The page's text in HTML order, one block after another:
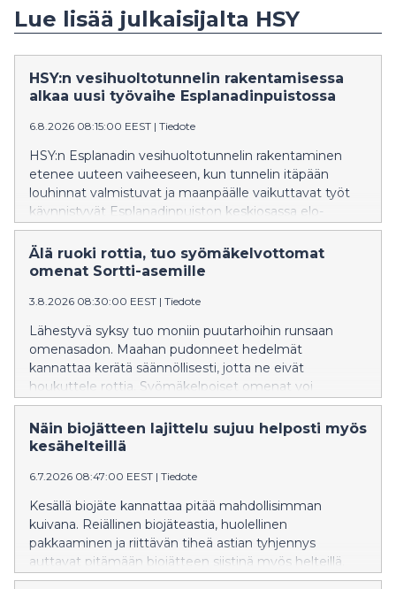
Lue lisää julkaisijalta HSY
HSY:n vesihuoltotunnelin rakentamisessa
alkaa uusi työvaihe Esplanadinpuistossa
6.8.2026 08:15:00 EEST | Tiedote
HSY:n Esplanadin vesihuoltotunnelin rakentaminen
etenee uuteen vaiheeseen, kun tunnelin itäpään
louhinnat valmistuvat ja maanpäälle vaikuttavat työt
käynnistyvät Esplanadinpuiston keskiosassa elo-
syyskuussa 2026.
Älä ruoki rottia, tuo syömäkelvottomat
omenat Sortti-asemille
3.8.2026 08:30:00 EEST | Tiedote
Lähestyvä syksy tuo moniin puutarhoihin runsaan
omenasadon. Maahan pudonneet hedelmät
kannattaa kerätä säännöllisesti, jotta ne eivät
houkuttele rottia. Syömäkelpoiset omenat voi
hyödyntää itse tai antaa eteenpäin, ja suuremmat
määrät huonokuntoisia omenoita voi tuoda HSY:n
Sortti-asemille.
Näin biojätteen lajittelu sujuu helposti myös
kesähelteillä
6.7.2026 08:47:00 EEST | Tiedote
Kesällä biojäte kannattaa pitää mahdollisimman
kuivana. Reiällinen biojäteastia, huolellinen
pakkaaminen ja riittävän tiheä astian tyhjennys
auttavat pitämään biojätteen siistinä myös helteillä.
Helsingin seudun ympäristöpalvelut HSY vinkkaa